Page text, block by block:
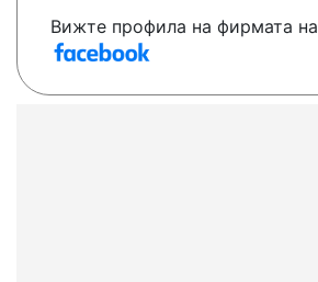
Вижте профила на фирмата на